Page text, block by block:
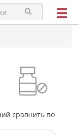
сравнить по